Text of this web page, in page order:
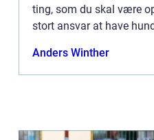
ting, som du skal være
stort ansvar at have
bedste hundeliv. De...
Anders Winther